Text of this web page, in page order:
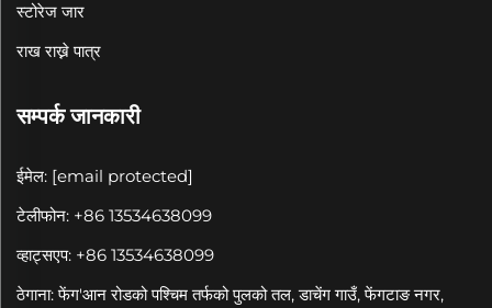
स्टोरेज जार
राख राख्ने पात्र
सम्पर्क जानकारी
ईमेल: [email protected]
टेलीफोन: +86 13534638099
व्हाट्सएप: +86 13534638099
ठेगाना: फेंग'आन रोडको पश्चिम तर्फको पुलको तल, डाचेंग गाउँ, फेंगटाङ नगर,